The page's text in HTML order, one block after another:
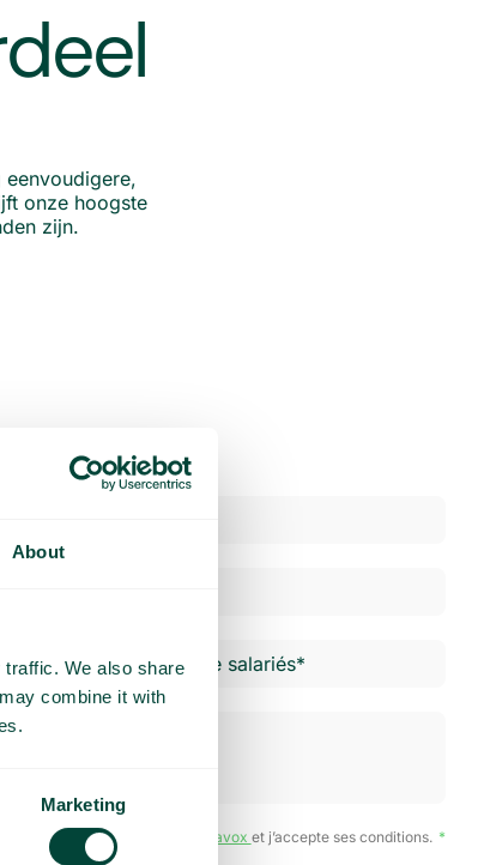
About
We also share
combine it with
Marketing
onze hoogste
zijn.
Politique de confidentialité de Telavox et j’accepte ses conditions.